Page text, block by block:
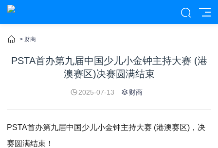
> 财商
PSTA首办第九届中国少儿小金钟主持大赛 (港
澳赛区)决赛圆满结束
2025-07-13 财商
PSTA首办第九届中国少儿小金钟主持大赛 (港澳赛区)，决
赛圆满结束！